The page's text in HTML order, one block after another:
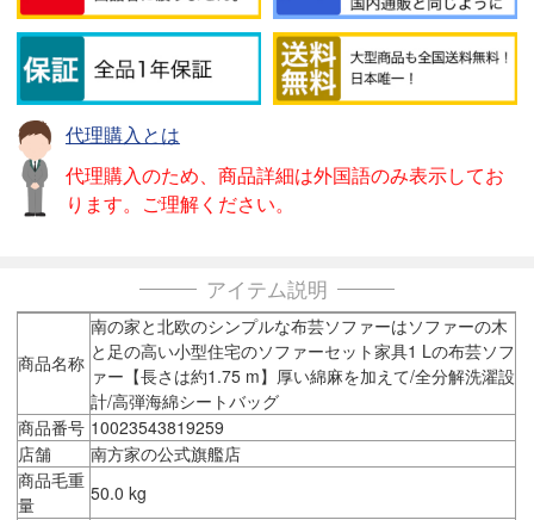
代理購入とは
代理購入のため、商品詳細は外国語のみ表示してお
ります。ご理解ください。
アイテム説明
商品名称
南の家と北欧のシンプルな布芸ソファーはソファーの木
と足の高い小型住宅のソファーセット家具1 Lの布芸ソフ
ァー【長さは約1.75 m】厚い綿麻を加えて/全分解洗濯設
計/高弾海綿シートバッグ
商品番号 10023543819259
店舗
南方家の公式旗艦店
商品毛重
量
50.0 kg